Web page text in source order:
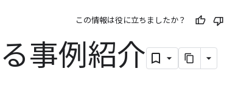
この情報は役に立ちましたか？
事例紹介